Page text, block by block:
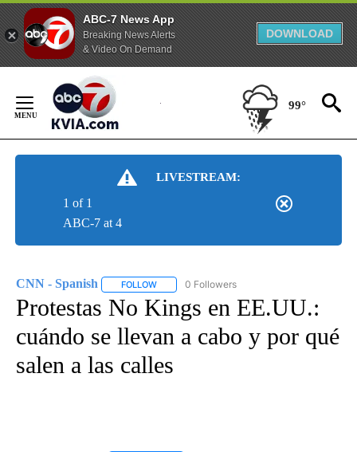
ABC-7 News App
Breaking News Alerts
& Video On Demand
DOWNLOAD
Content
99°
LIVESTREAM:
ABC-7 at 4
1 of 1
CNN - Spanish FOLLOW FOLLOW "CNN - SPANISH" TO RECEIVE
0 Followers
Protestas No Kings en EE.UU.:
cuándo se llevan a cabo y por qué
salen a las calles